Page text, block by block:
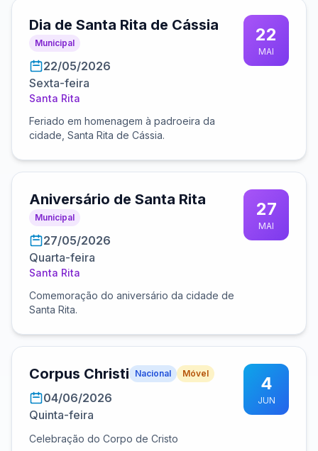
Dia de Santa Rita de Cássia
Municipal
22/05/2026
Sexta-feira
Santa Rita
Feriado em homenagem à padroeira da
cidade, Santa Rita de Cássia.
22
MAI
Aniversário de Santa Rita
Municipal
27/05/2026
Quarta-feira
Santa Rita
Comemoração do aniversário da cidade de
Santa Rita.
27
MAI
Corpus Christi Nacional Móvel
04/06/2026
Quinta-feira
Celebração do Corpo de Cristo
4
JUN